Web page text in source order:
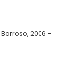
2006 –